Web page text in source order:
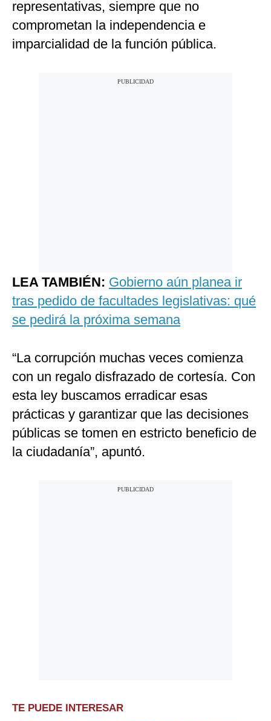
representativas, siempre que no
comprometan la independencia e
imparcialidad de la función pública.
LEA TAMBIÉN: Gobierno aún planea ir
tras pedido de facultades legislativas: qué
se pedirá la próxima semana
“La corrupción muchas veces comienza
con un regalo disfrazado de cortesía. Con
esta ley buscamos erradicar esas
prácticas y garantizar que las decisiones
públicas se tomen en estricto beneficio de
la ciudadanía”, apuntó.
TE PUEDE INTERESAR